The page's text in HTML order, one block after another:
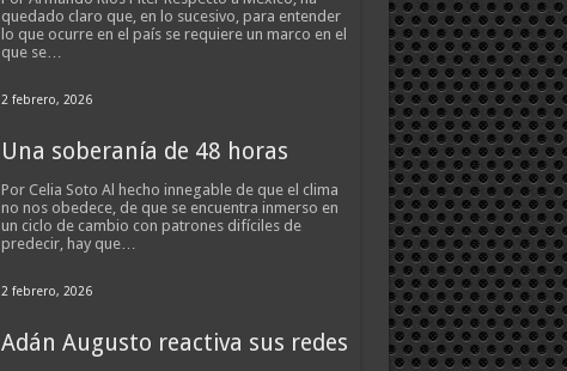
quedado claro que, en lo sucesivo, para entender
lo que ocurre en el país se requiere un marco en el
que se…
2 febrero, 2026
Una soberanía de 48 horas
Por Celia Soto Al hecho innegable de que el clima
no nos obedece, de que se encuentra inmerso en
un ciclo de cambio con patrones difíciles de
predecir, hay que…
2 febrero, 2026
Adán Augusto reactiva sus redes